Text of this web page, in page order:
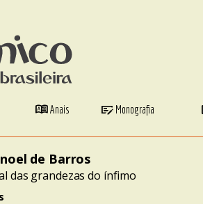
dictionaryAnais checkbook Monografia
de Barros
das grandezas do ínfimo